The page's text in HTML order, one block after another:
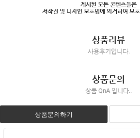
게시된 모든 콘텐츠들은
저작권 및 디자인 보호법에 의거하여 보
상품리뷰
사용후기입니다.
상품문의
상품 QnA 입니다..
상품문의하기